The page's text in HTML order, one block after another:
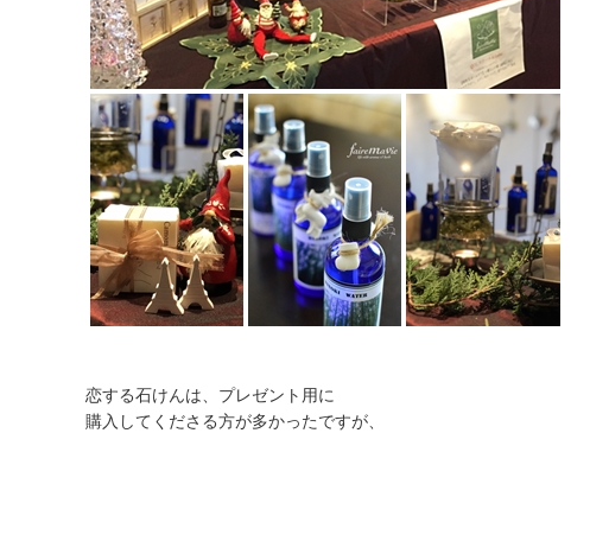
恋する石けんは、プレゼント用に
購入してくださる方が多かったですが、